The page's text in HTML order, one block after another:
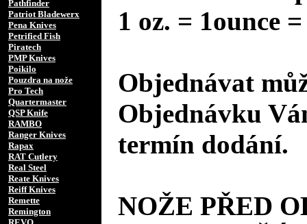
Pathfinder
Patriot Bladewerx
Pena Knives
Petrified Fish
Piratech
PMP Knives
Poikilo
Pouzdra na nože
Pro Tech
Quartermaster
QSP Knife
RAMBO
Ranger Knives
Rapax
RAT Cutlery
Real Steel
Reate Knives
Reiff Knives
Remette
Remington
1 oz. = 1ounce
Objednávat
Objednávku
termín dodání.
NOŽE PŘED